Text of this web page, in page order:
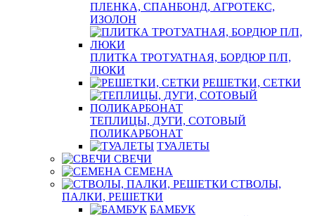
ПЛЕНКА, СПАНБОНД, АГРОТЕКС,
ИЗОЛОН
ПЛИТКА ТРОТУАТНАЯ, БОРДЮР П/П,
ЛЮКИ
РЕШЕТКИ, СЕТКИ
ТЕПЛИЦЫ, ДУГИ, СОТОВЫЙ
ПОЛИКАРБОНАТ
ТУАЛЕТЫ
СВЕЧИ
СЕМЕНА
СТВОЛЫ,
ПАЛКИ, РЕШЕТКИ
БАМБУК